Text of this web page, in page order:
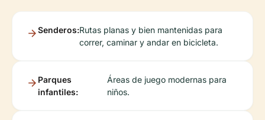
Senderos:Rutas planas y bien mantenidas para
correr, caminar y andar en bicicleta.
Parques
infantiles:
Áreas de juego modernas para
niños.